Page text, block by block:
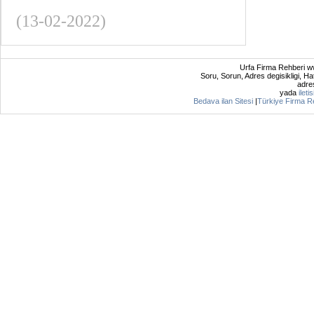
(13-02-2022)
Urfa Firma Rehberi
Soru, Sorun, Adres degisikligi,
yada
Bedava ilan Sitesi |Türkiye Firma